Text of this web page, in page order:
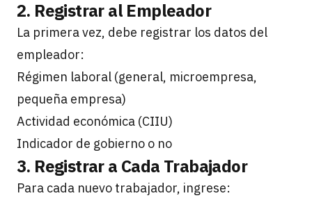
2. Registrar al Empleador
La primera vez, debe registrar los datos del
empleador:
Régimen laboral (general, microempresa,
pequeña empresa)
Actividad económica (CIIU)
Indicador de gobierno o no
3. Registrar a Cada Trabajador
Para cada nuevo trabajador, ingrese: